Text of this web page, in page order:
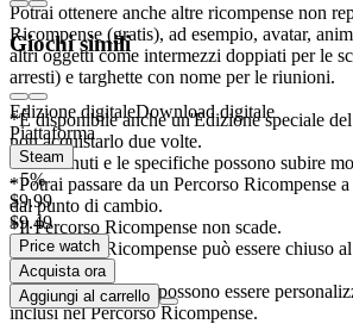
Potrai ottenere anche altre ricompense non
Ricompense (gratis), ad esempio, avatar,
altri oggetti come intermezzi doppiati per le
arresti) e targhette con nome per le riunioni.
*È disponibile anche un'Edizione speciale
non acquistarlo due volte.
*I contenuti e le specifiche possono subire
*Potrai passare da un Percorso Ricompense
dal punto di cambio.
*Il Percorso Ricompense non scade.
*Il Percorso Ricompense può essere chiuso
online.
*Alcuni avatar non possono essere
inclusi nel Percorso Ricompense.
Giochi simili
Edizione digitaleDownload digitale
Piattaforma
Steam
- 5%
$9.99
$9.49
Price watch
Acquista ora
Aggiungi al carrello